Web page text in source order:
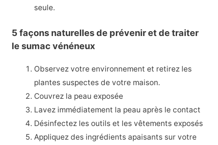
seule.
5 façons naturelles de prévenir et de traiter
le sumac vénéneux
Observez votre environnement et retirez les
plantes suspectes de votre maison.
Couvrez la peau exposée
Lavez immédiatement la peau après le contact
Désinfectez les outils et les vêtements exposés
Appliquez des ingrédients apaisants sur votre